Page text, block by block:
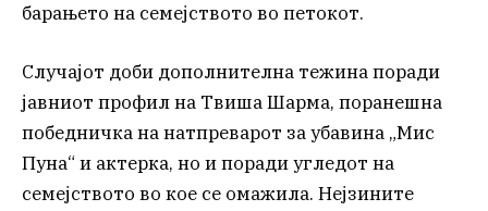
барањето на семејството во петокот.
Случајот доби дополнителна тежина поради
јавниот профил на Твиша Шарма, поранешна
победничка на натпреварот за убавина „Мис
Пуна“ и актерка, но и поради угледот на
семејството во кое се омажила. Нејзините